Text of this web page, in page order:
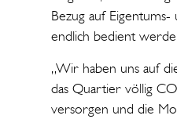
Bezug auf
endlich bedient
„Wir haben uns auf
das Quartier völlig
versorgen und die